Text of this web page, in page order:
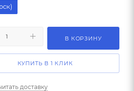
В КОРЗИНУ
КУПИТЬ В 1 КЛИК
доставку